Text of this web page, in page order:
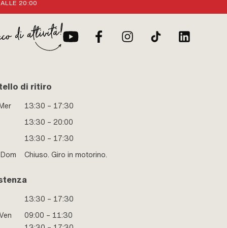
ALLE 20:00
di ritiro
13:30 – 17:30
13:30 – 20:00
13:30 – 17:30
Chiuso. Giro in motorino.
13:30 – 17:30
09:00 – 11:30